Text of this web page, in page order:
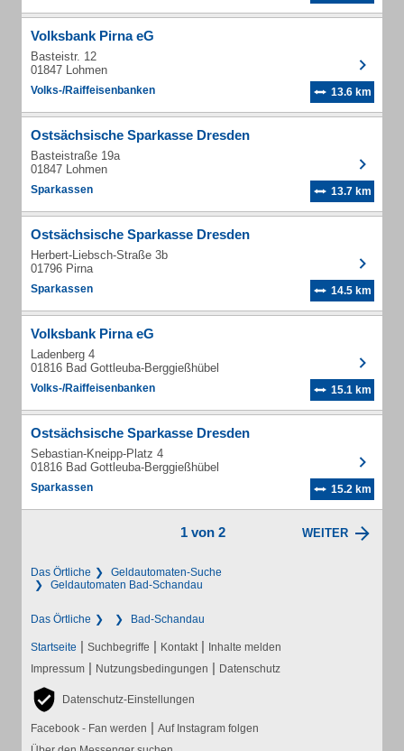
Volksbank Pirna eG
Basteistr. 12
01847 Lohmen
Volks-/Raiffeisenbanken 13.6 km
Ostsächsische Sparkasse Dresden
Basteistraße 19a
01847 Lohmen
Sparkassen 13.7 km
Ostsächsische Sparkasse Dresden
Herbert-Liebsch-Straße 3b
01796 Pirna
Sparkassen 14.5 km
Volksbank Pirna eG
Ladenberg 4
01816 Bad Gottleuba-Berggießhübel
Volks-/Raiffeisenbanken 15.1 km
Ostsächsische Sparkasse Dresden
Sebastian-Kneipp-Platz 4
01816 Bad Gottleuba-Berggießhübel
Sparkassen 15.2 km
1 von 2 WEITER
Das Örtliche
Geldautomaten-Suche
Geldautomaten Bad-Schandau
Das Örtliche Bad-Schandau
Startseite | Suchbegriffe | Kontakt | Inhalte melden
Impressum | Nutzungsbedingungen | Datenschutz
Datenschutz-Einstellungen
Facebook - Fan werden | Auf Instagram folgen